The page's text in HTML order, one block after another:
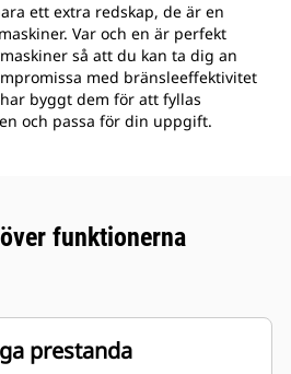
ett extra redskap, de är en
Var och en är perfekt
så att du kan ta dig an
med bränsleeffektivitet
byggt dem för att fyllas
och passa för din uppgift.
funktionerna
prestanda